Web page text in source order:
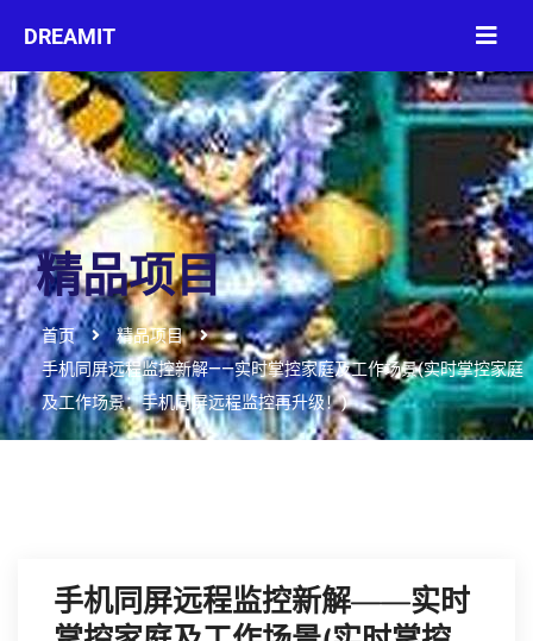
精品项目
首页
精品项目
手机同屏远程监控新解——实时掌控家庭及工作场景(实时掌控家庭
及工作场景：手机同屏远程监控再升级！)
手机同屏远程监控新解——实时